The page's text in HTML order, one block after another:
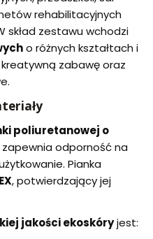
rehabilitacyjnych
skład zestawu wchodzi
o różnych kształtach i
zabawę oraz
poliuretanowej o
odporność na
Pianka
, potwierdzający jej
jakości ekoskóryjest: